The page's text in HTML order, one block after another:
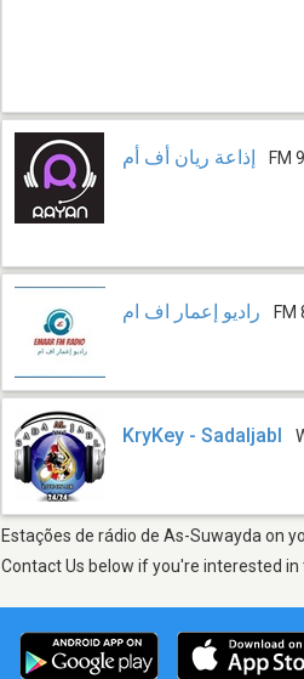
إذاعة ريان أف أم FM
راديو إعمار اف ام FM
KryKey - Sadaljabl
Estações de rádio de As-Suwayda on
Contact Us below if you're interested